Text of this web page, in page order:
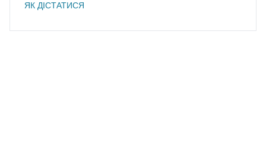
ЯК ДІСТАТИСЯ